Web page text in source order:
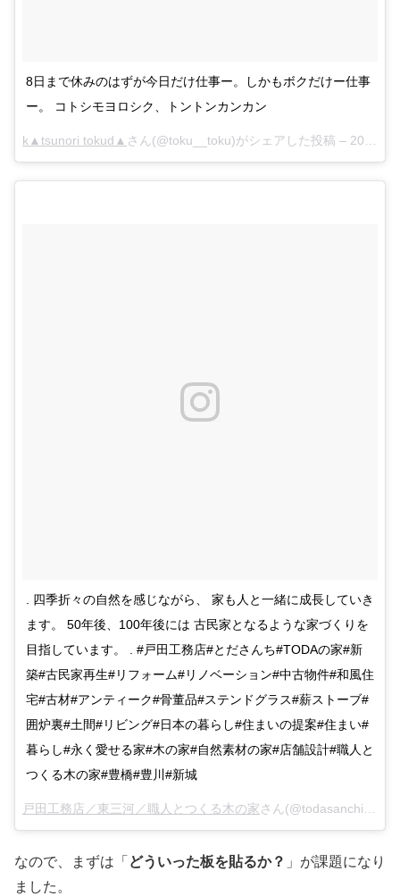
8日まで休みのはずが今日だけ仕事ー。しかもボクだけー仕事
ー。 コトシモヨロシク、トントンカンカン
k▲tsunori tokud▲ さん(@toku__toku)がシェアした投稿 – 2018年 1月月5日午前1時35分PST
. 四季折々の自然を感じながら、 家も人と一緒に成長していき
ます。 50年後、100年後には 古民家となるような家づくりを
目指しています。 . #戸田工務店#とださんち#TODAの家#新
築#古民家再生#リフォーム#リノベーション#中古物件#和風住
宅#古材#アンティーク#骨董品#ステンドグラス#薪ストーブ#
囲炉裏#土間#リビング#日本の暮らし#住まいの提案#住まい#
暮らし#永く愛せる家#木の家#自然素材の家#店舗設計#職人と
つくる木の家#豊橋#豊川#新城
戸田工務店／東三河／職人とつくる木の家さん(@todasanchi)がシェアした投稿 –
なので、まずは「 どういった板を貼るか？ 」が課題になり
ました。